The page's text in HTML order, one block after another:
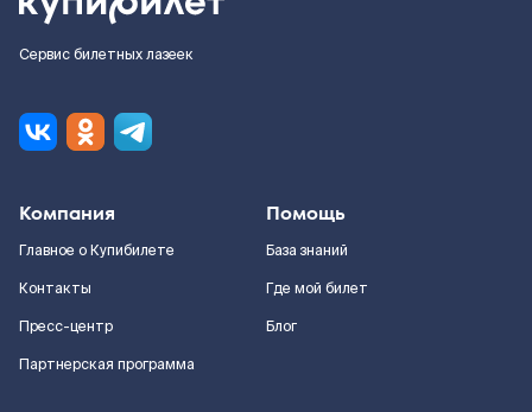
Сервис билетных лазеек
Компания
Главное о Купибилете
Контакты
Пресс-центр
Партнерская программа
Помощь
База знаний
Где мой билет
Блог